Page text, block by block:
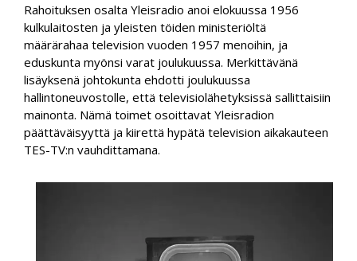
Rahoituksen osalta Yleisradio anoi elokuussa 1956
kulkulaitosten ja yleisten töiden ministeriöltä
määrärahaa television vuoden 1957 menoihin, ja
eduskunta myönsi varat joulukuussa. Merkittävänä
lisäyksenä johtokunta ehdotti joulukuussa
hallintoneuvostolle, että televisiolähetyksissä sallittaisiin
mainonta. Nämä toimet osoittavat Yleisradion
päättäväisyyttä ja kiirettä hypätä television aikakauteen
TES-TV:n vauhdittamana.